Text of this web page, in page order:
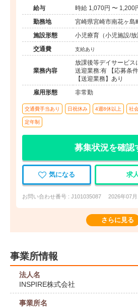
給与
時給 1,070円 〜
勤務地
宮崎県宮崎市南花ヶ島
oomiya1F
施設形態
小児療育（小児施設/放
交通費
支給あり
業務内容
放課後等デイサービ
送迎業務:有 【応募条
【送迎業務】あり
雇用形態
非常勤
交通費手当あり 日祝休み 4週8休以上 社
定年制
募集状況を確認
気になる 求
お問い合わせ番号 : J101035087 2026年07
さらに見る
事業所情報
法人名
INSPIRE株式会社
事業所名